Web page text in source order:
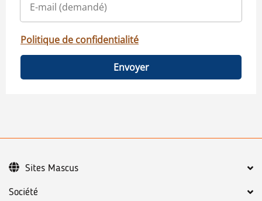
Politique de confidentialité
Envoyer
Société
Sites Mascus